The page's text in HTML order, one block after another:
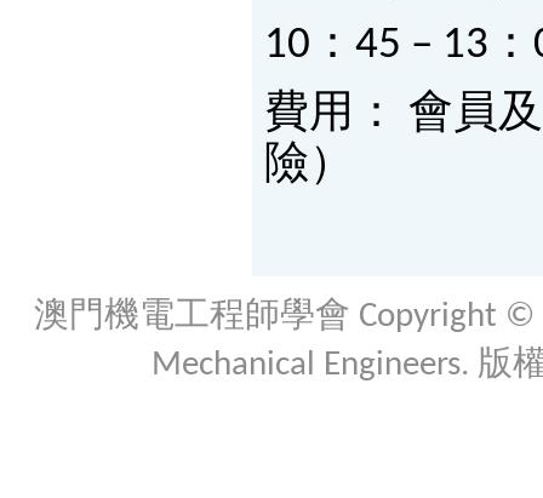
10：45 – 13
費用： 會員
險）
澳門機電工程師學會 Copyright ©
Mechanical Engineers. 版